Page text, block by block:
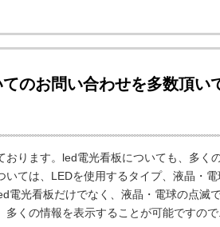
のお問い合わせを多数頂い
ります。led電光看板についても、多く
ては、LEDを使用するタイプ、液晶・
電光看板だけでなく、液晶・電球の点滅
くの情報を表示することが可能ですので